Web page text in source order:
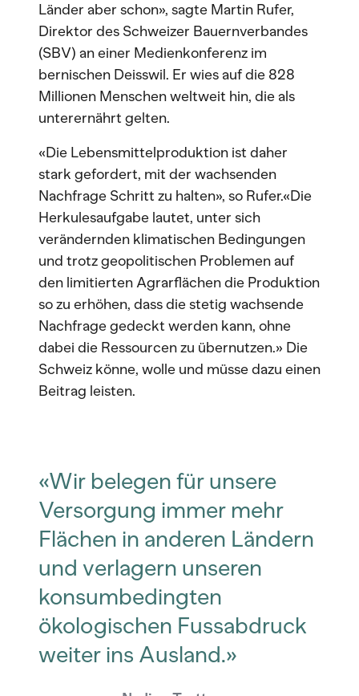
Länder aber schon», sagte Martin Rufer,
Direktor des Schweizer Bauernverbandes
(SBV) an einer Medienkonferenz im
bernischen Deisswil. Er wies auf die 828
Millionen Menschen weltweit hin, die als
unterernährt gelten.
«Die Lebensmittelproduktion ist daher
stark gefordert, mit der wachsenden
Nachfrage Schritt zu halten», so Rufer.«Die
Herkulesaufgabe lautet, unter sich
verändernden klimatischen Bedingungen
und trotz geopolitischen Problemen auf
den limitierten Agrarflächen die Produktion
so zu erhöhen, dass die stetig wachsende
Nachfrage gedeckt werden kann, ohne
dabei die Ressourcen zu übernutzen.» Die
Schweiz könne, wolle und müsse dazu einen
Beitrag leisten.
«Wir belegen für unsere
Versorgung immer mehr
Flächen in anderen Ländern
und verlagern unseren
konsumbedingten
ökologischen Fussabdruck
weiter ins Ausland.»